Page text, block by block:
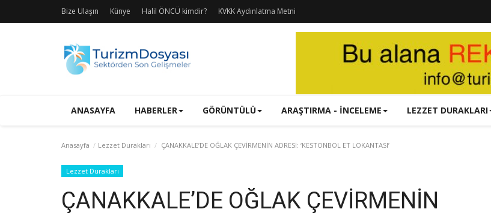
Bize Ulaşın Künye Halil ÖNCÜ kimdir? KVKK Aydınlatma Metni
ANASAYFA HABERLER GÖRÜNTÜLÜ ARAŞTIRMA - İNCELEME LEZZET DURAKLARI
Anasayfa Lezzet Durakları ÇANAKKALE’DE OĞLAK ÇEVİRMENİN ADRESİ: ‘KESTONBOL ET LOKANTASI’
Lezzet Durakları
ÇANAKKALE’DE OĞLAK ÇEVİRMENİN